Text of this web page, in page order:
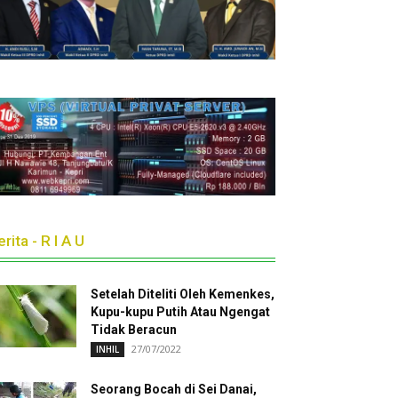
- R I A U
Setelah Diteliti Oleh Kemenkes,
Kupu-kupu Putih Atau Ngengat
Tidak Beracun
INHIL 27/07/2022
Seorang Bocah di Sei Danai,